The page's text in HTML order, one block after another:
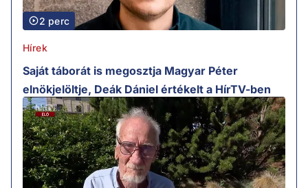
2 perc
Hírek
Saját táborát is megosztja Magyar Péter
elnökjelöltje, Deák Dániel értékelt a HírTV-ben